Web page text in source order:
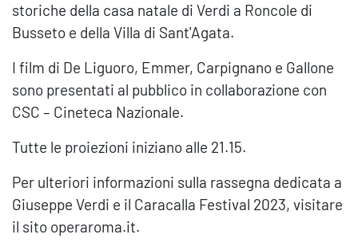
storiche della casa natale di Verdi a Roncole di
Busseto e della Villa di Sant'Agata.
I film di De Liguoro, Emmer, Carpignano e Gallone
sono presentati al pubblico in collaborazione con
CSC – Cineteca Nazionale.
Tutte le proiezioni iniziano alle 21.15.
Per ulteriori informazioni sulla rassegna dedicata a
Giuseppe Verdi e il Caracalla Festival 2023, visitare
il sito operaroma.it.